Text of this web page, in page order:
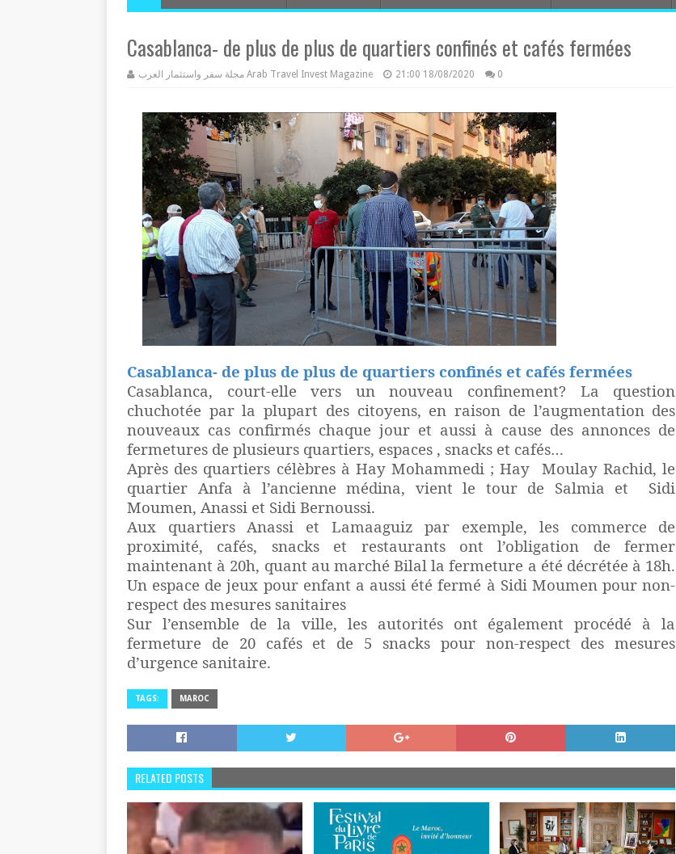
Casablanca- de plus de plus de quartiers confinés et cafés fermées
مجلة سفر واستثمار العرب Arab Travel Invest Magazine 21:00 18/08/2020 0
Casablanca- de plus de plus de quartiers confinés et cafés fermées
Casablanca, court-elle vers un nouveau confinement? La question
chuchotée par la plupart des citoyens, en raison de l’augmentation des
nouveaux cas confirmés chaque jour et aussi à cause des annonces de
fermetures de plusieurs quartiers, espaces , snacks et cafés…
Après des quartiers célèbres à Hay Mohammedi ; Hay Moulay Rachid, le
quartier Anfa à l’ancienne médina, vient le tour de Salmia et
Sidi
Moumen, Anassi et Sidi Bernoussi.
Aux quartiers Anassi et Lamaaguiz par exemple, les commerce de
proximité, cafés, snacks et restaurants ont l’obligation de fermer
maintenant à 20h, quant au marché Bilal la fermeture a été décrétée à 18h.
Un espace de jeux pour enfant a aussi été fermé à Sidi Moumen pour non-
respect des mesures sanitaires
Sur l’ensemble de la ville, les autorités ont également procédé à la
fermeture de 20 cafés et de 5 snacks pour non-respect des mesures
d’urgence sanitaire.
TAGS: MAROC
RELATED POSTS